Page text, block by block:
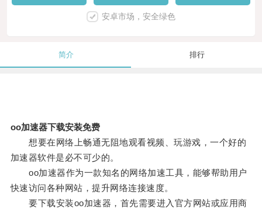
安卓市场，安全绿色
简介 排行
oo加速器下载安装免费
想要在网络上畅通无阻地观看视频、玩游戏，一个好的
加速器软件是必不可少的。
oo加速器作为一款知名的网络加速工具，能够帮助用户
快速访问各种网站，提升网络连接速度。
要下载安装oo加速器，首先需要进入官方网站或应用商